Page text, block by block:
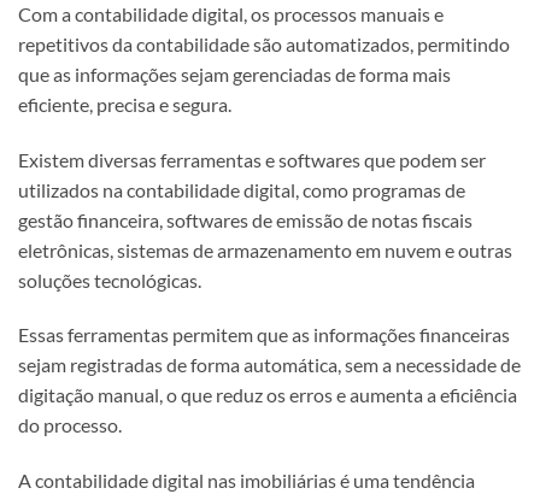
Com a contabilidade digital, os processos manuais e
repetitivos da contabilidade são automatizados, permitindo
que as informações sejam gerenciadas de forma mais
eficiente, precisa e segura.
Existem diversas ferramentas e softwares que podem ser
utilizados na contabilidade digital, como programas de
gestão financeira, softwares de emissão de notas fiscais
eletrônicas, sistemas de armazenamento em nuvem e outras
soluções tecnológicas.
Essas ferramentas permitem que as informações financeiras
sejam registradas de forma automática, sem a necessidade de
digitação manual, o que reduz os erros e aumenta a eficiência
do processo.
A contabilidade digital nas imobiliárias é uma tendência